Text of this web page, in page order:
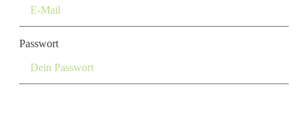
Passwort